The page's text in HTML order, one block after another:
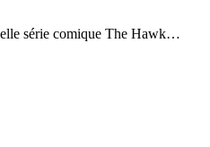
série comique The Hawk…